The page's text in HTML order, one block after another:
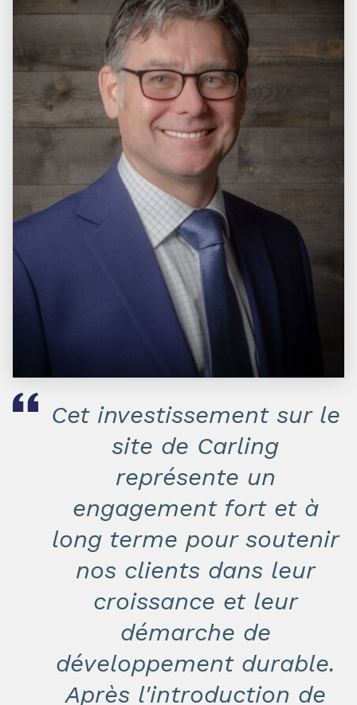
Cet investissement sur le
site de Carling
représente un
engagement fort et à
long terme pour soutenir
nos clients dans leur
croissance et leur
démarche de
développement durable.
Après l'introduction de